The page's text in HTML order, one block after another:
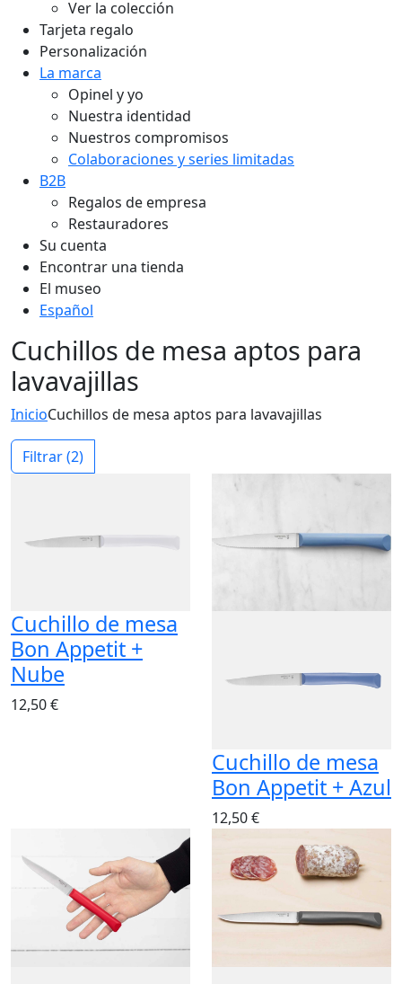
Ver la colección
Tarjeta regalo
Personalización
La marca
Opinel y yo
Nuestra identidad
Nuestros compromisos
Colaboraciones y series limitadas
B2B
Regalos de empresa
Restauradores
Su cuenta
Encontrar una tienda
El museo
Español
Cuchillos de mesa aptos para
lavavajillas
InicioCuchillos de mesa aptos para lavavajillas
Filtrar(2)
Cuchillo de mesa
Bon Appetit +
Nube
12,50 €
Cuchillo de mesa
Bon Appetit + Azul
12,50 €